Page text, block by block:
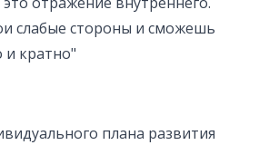
слабые стороны и сможешь
и кратно"
плана развития